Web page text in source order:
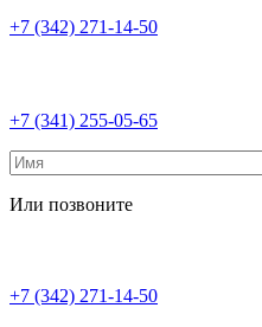
+7 (342) 271-14-50
+7 (341) 255-05-65
Или позвоните
+7 (342) 271-14-50